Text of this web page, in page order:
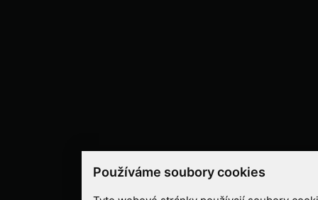
Používáme soubory cookies